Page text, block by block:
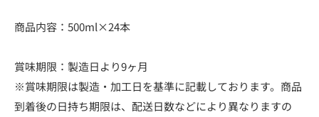
商品内容：500ml×24本
賞味期限：製造日より9ヶ月
※賞味期限は製造・加工日を基準に記載しております。商品
到着後の日持ち期限は、配送日数などにより異なりますの